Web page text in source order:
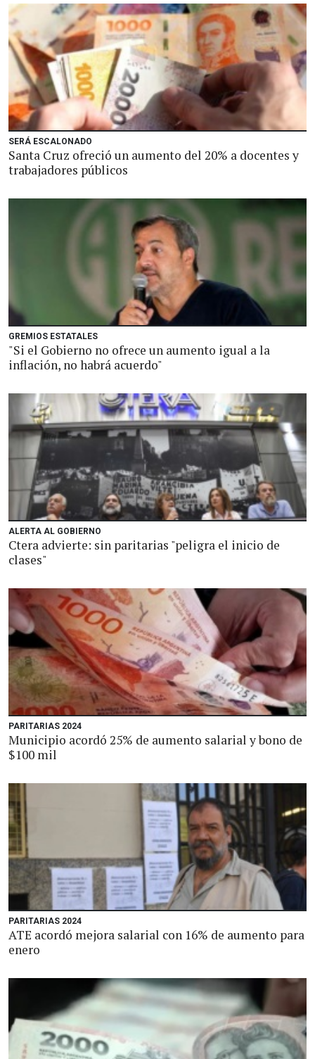
SERÁ ESCALONADO
Santa Cruz ofreció un aumento del 20% a docentes y
trabajadores públicos
GREMIOS ESTATALES
"Si el Gobierno no ofrece un aumento igual a la
inflación, no habrá acuerdo"
ALERTA AL GOBIERNO
Ctera advierte: sin paritarias "peligra el inicio de
clases"
PARITARIAS 2024
Municipio acordó 25% de aumento salarial y bono de
$100 mil
PARITARIAS 2024
ATE acordó mejora salarial con 16% de aumento para
enero